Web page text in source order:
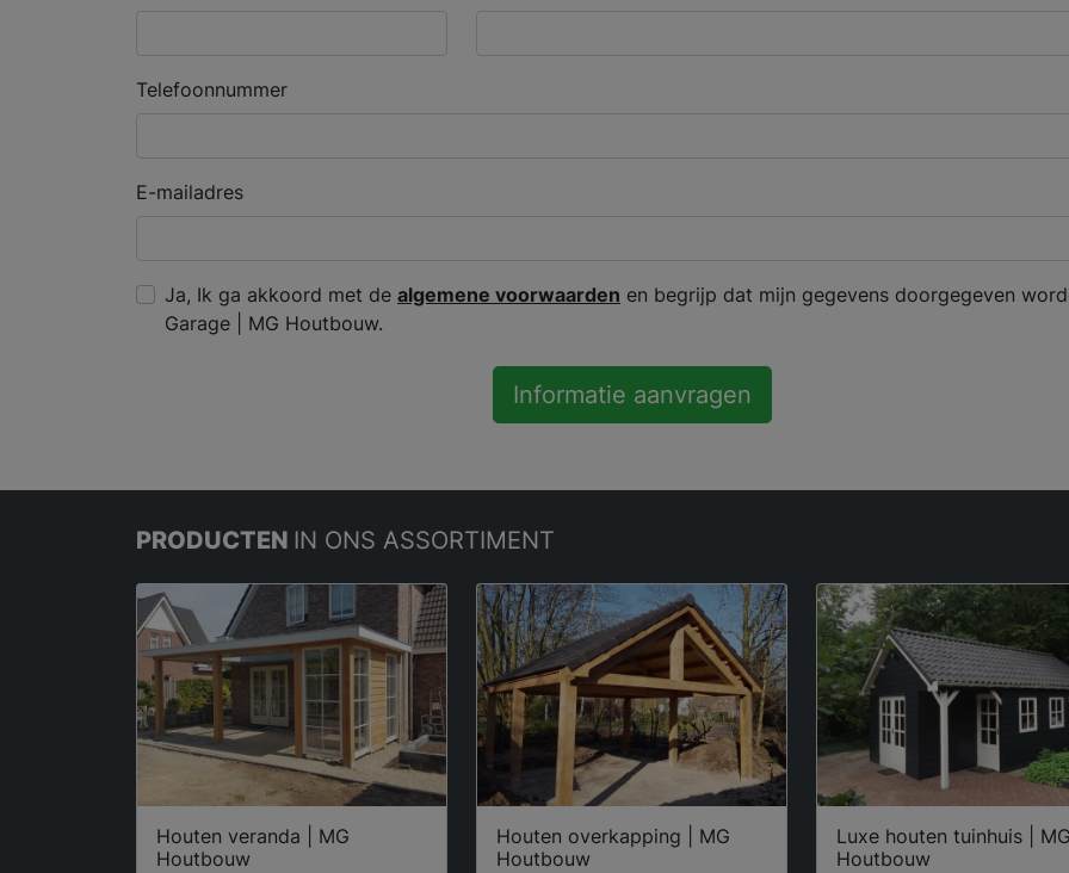
Telefoonnummer
E-mailadres
Ja, Ik ga akkoord met de algemene voorwaarden en begrijp dat mijn gegevens doorgegeven
Garage | MG Houtbouw.
Informatie aanvragen
PRODUCTEN IN ONS ASSORTIMENT
Houten veranda | MG
Houtbouw
Houten overkapping | MG
Houtbouw
Luxe houten tuinhuis | MG
Houtbouw